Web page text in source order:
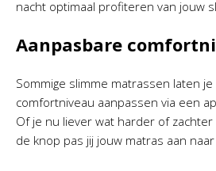
nacht optimaal profiteren van jouw
Aanpasbare
Sommige slimme matrassen laten
comfortniveau aanpassen via een
Of je nu liever wat harder of
de knop pas jij jouw matras aan